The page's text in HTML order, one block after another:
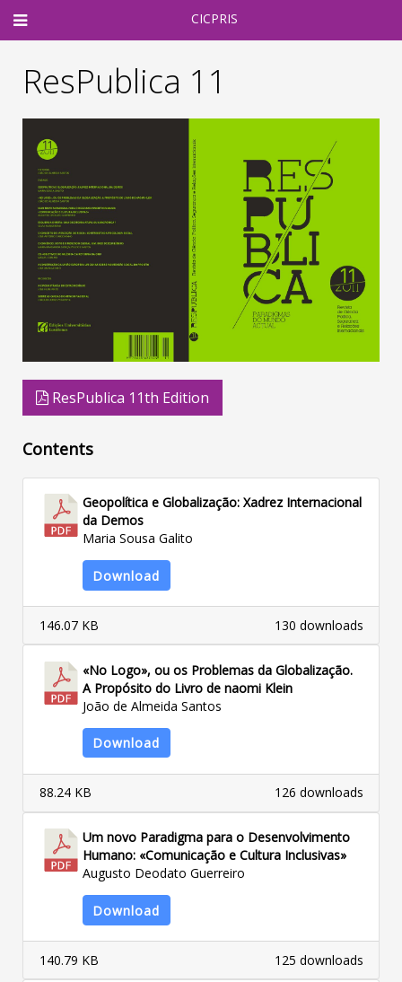
CICPRIS
ResPublica 11
ResPublica 11th Edition
Contents
Geopolítica e Globalização: Xadrez Internacional
da Demos
Maria Sousa Galito
Download
130 downloads
146.07 KB
«No Logo», ou os Problemas da Globalização.
A Propósito do Livro de naomi Klein
João de Almeida Santos
Download
126 downloads
88.24 KB
Um novo Paradigma para o Desenvolvimento
Humano: «Comunicação e Cultura Inclusivas»
Augusto Deodato Guerreiro
Download
125 downloads
140.79 KB